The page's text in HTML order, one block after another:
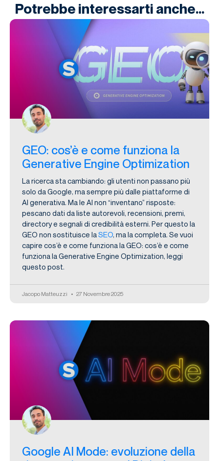
Potrebbe interessarti anche...
GEO: cos’è e come funziona la
Generative Engine Optimization
La ricerca sta cambiando: gli utenti non passano più
solo da Google, ma sempre più dalle piattaforme di
AI generativa. Ma le AI non “inventano” risposte:
pescano dati da liste autorevoli, recensioni, premi,
directory e segnali di credibilità esterni. Per questo la
GEO non sostituisce laSEO, ma la completa. Se vuoi
capire cos’è e come funziona la GEO: cos’è e come
funziona la Generative Engine Optimization, leggi
questo post.
Jacopo Matteuzzi 27 Novembre 2025
Google AI Mode: evoluzione della